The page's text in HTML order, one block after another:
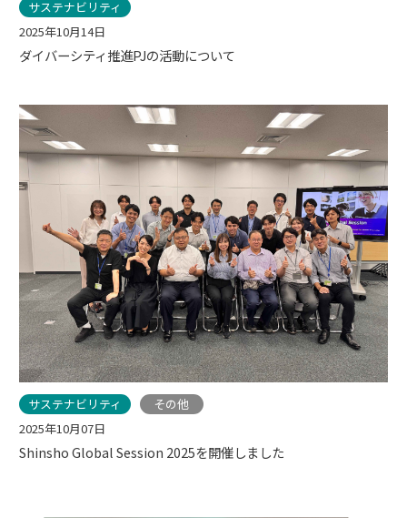
サステナビリティ
2025年10月14日
ダイバーシティ推進PJの活動について
サステナビリティ
その他
2025年10月07日
Shinsho Global Session 2025を開催しました